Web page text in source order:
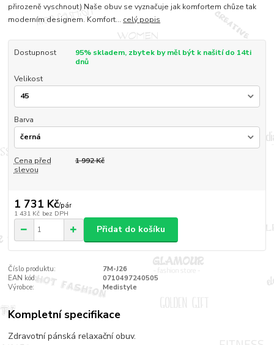
přirozeně vyschnout) Naše obuv se vyznačuje jak komfortem chůze tak
moderním designem. Komfort... celý popis
Dostupnost
95% skladem, zbytek by měl být k našití do 14ti
dnů
Velikost
Barva
Cena před
slevou
1 992 Kč
1 731 Kč/pár
1 431 Kč bez DPH
Přidat do košíku
Číslo produktu:
7M-J26
EAN kód:
0710497240505
Výrobce:
Medistyle
Kompletní specifikace
Zdravotní pánská relaxační obuv.